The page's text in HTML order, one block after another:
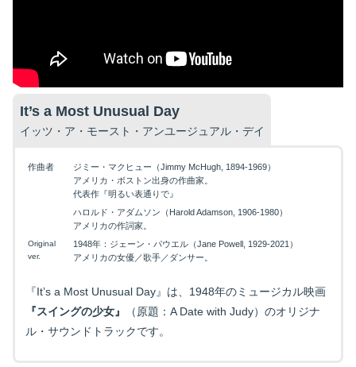
It’s a Most Unusual Day
イッツ・ア・モースト・アンユージュアル・デイ
作曲者
ジミー・マクヒュー（Jimmy McHugh, 1894-1969）
アメリカ・ボストン出身の作曲家。
代表作『明るい表通りで』
ハロルド・アダムソン（Harold Adamson, 1906-1980）
アメリカの作詞家。
Original
ver.
1948年：ジェーン・パウエル（Jane Powell, 1929-2021）
アメリカの女優／歌手／ダンサー。
『It’s a Most Unusual Day』は、1948年のミュージカル映画
『スイングの少女』
（原題：A Date with Judy）のオリジナ
ル・サウンドトラックです。